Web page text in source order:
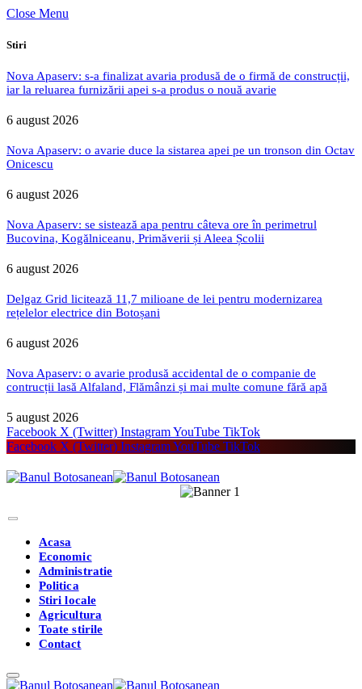
Close Menu
Stiri
Nova Apaserv: s-a finalizat avaria produsă de o firmă de construcții,
iar la reluarea furnizării apei s-a produs o nouă avarie
6 august 2026
Nova Apaserv: o avarie duce la sistarea apei pe un tronson din Octav
Onicescu
6 august 2026
Nova Apaserv: se sistează apa pentru câteva ore în perimetrul
Bucovina, Kogălniceanu, Primăverii și Aleea Școlii
6 august 2026
Delgaz Grid licitează 11,7 milioane de lei pentru modernizarea
rețelelor electrice din Botoșani
6 august 2026
Nova Apaserv: o avarie produsă accidental de o companie de
contrucții lasă Alfaland, Flămânzi și mai multe comune fără apă
5 august 2026
Facebook X (Twitter) InstagramYouTube TikTok
Facebook X (Twitter) InstagramYouTube TikTok
Acasa
Economic
Administratie
Politica
Stiri locale
Agricultura
Toate stirile
Contact